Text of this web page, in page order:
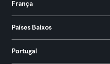
França
Países Baixos
Portugal